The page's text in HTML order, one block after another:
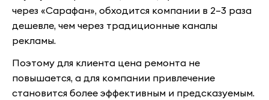
через «Сарафан», обходится компании в 2–3 раза
дешевле, чем через традиционные каналы
рекламы.
Поэтому для клиента цена ремонта не
повышается, а для компании привлечение
становится более эффективным и предсказуемым.